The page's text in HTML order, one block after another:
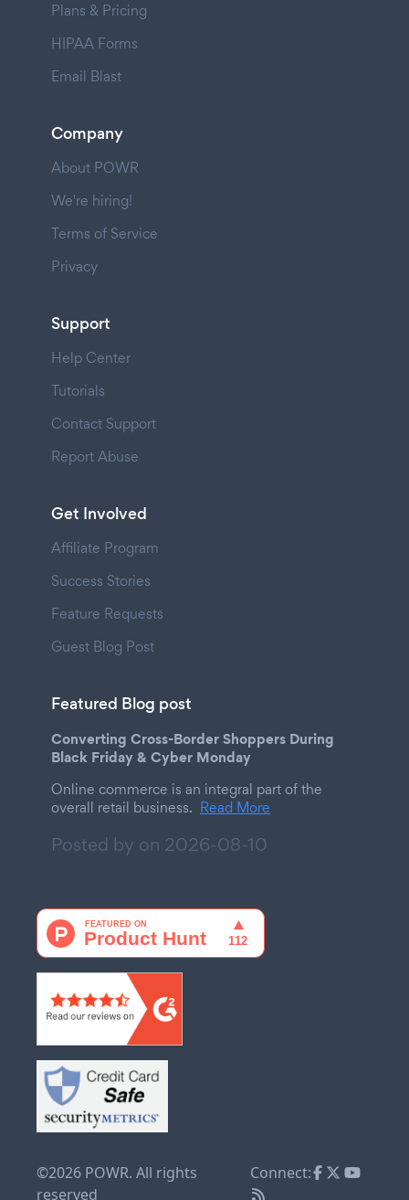
Plans & Pricing
HIPAA Forms
Email Blast
Company
About POWR
We're hiring!
Terms of Service
Privacy
Support
Help Center
Tutorials
Contact Support
Report Abuse
Get Involved
Affiliate Program
Success Stories
Feature Requests
Guest Blog Post
Featured Blog post
Converting Cross-Border Shoppers During
Black Friday & Cyber Monday
Online commerce is an integral part of the
overall retail business. Read More
Posted by on 2026-08-10
©2026 POWR. All rights
reserved
Connect: